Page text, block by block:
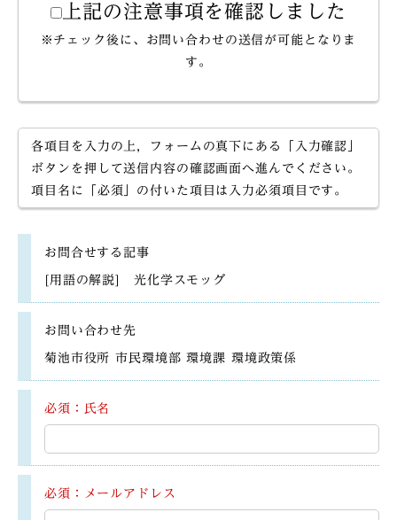
上記の注意事項を確認しました
※チェック後に、お問い合わせの送信が可能となりま
す。
各項目を入力の上，フォームの真下にある「入力確認」
ボタンを押して送信内容の確認画面へ進んでください。
項目名に「必須」の付いた項目は入力必須項目です。
お問合せする記事
[用語の解説] 光化学スモッグ
お問い合わせ先
菊池市役所 市民環境部 環境課 環境政策係
必須：氏名
必須：メールアドレス